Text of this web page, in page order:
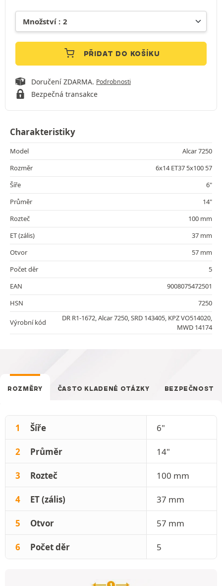
PŘIDAT DO KOŠÍKU
Doručení ZDARMA. Podrobnosti
Bezpečná transakce
Charakteristiky
Model
Alcar 7250
Rozměr
6x14 ET37 5x100 57
Šíře
6"
Průměr
14"
Rozteč
100 mm
ET (zális)
37 mm
Otvor
57 mm
Počet děr
5
EAN
9008075472501
HSN
7250
Výrobní kód
DR R1-1672, Alcar 7250, SRD 143405, KPZ VO514020,
MWD 14174
ROZMĚRY ČASTO KLADENÉ OTÁZKY BEZPEČNOST
1 Šíře 6"
2 Průměr 14"
3 Rozteč 100 mm
4 ET (zális) 37 mm
5 Otvor 57 mm
6 Počet děr 5